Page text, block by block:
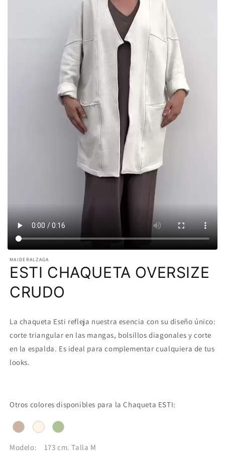
MAIDERALZAGA
ESTI CHAQUETA OVERSIZE
CRUDO
La chaqueta Esti refleja nuestra esencia con su diseño único:
corte triangular en las mangas, bolsillos diagonales y corte
en la espalda. Es ideal para complementar cualquiera de tus
looks.
Otros colores disponibles para la Chaqueta ESTI:
Modelo: 173 cm. Talla M